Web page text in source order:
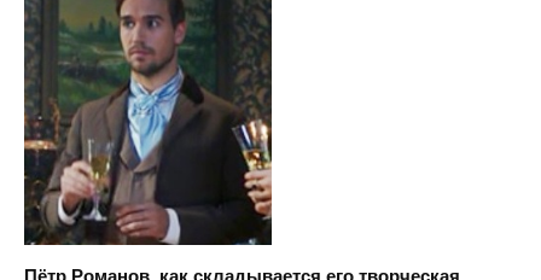
Пётр Романов, как складывается его творческая